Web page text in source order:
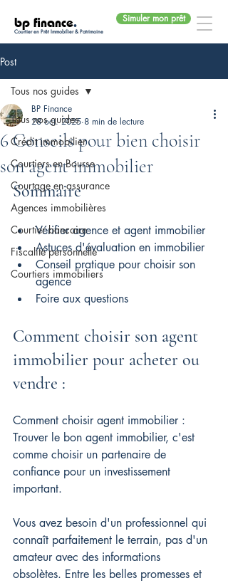
bp finance.
Courtier en Prêt Immobilier & Patrimoine
Simuler mon prêt
Post
Tous nos guides
Crédit immobilier
Courtiers en Bourse
Courtage en assurance
Agences immobilières
Courtier bancaire
Fiscalité personnelle
Courtiers immobiliers
Tous nos guides
6 Conseils pour bien choisir
son agent immobilier
BP Finance
28 oct. 2025 8 min de lecture
Sommaire
Vérifier agence et agent immobilier
Astuces d'évaluation en immobilier
Conseil pratique pour choisir son
agence
Foire aux questions
Comment choisir son agent
immobilier pour acheter ou
vendre :
Comment choisir agent immobilier :
Trouver le bon agent immobilier, c'est
comme choisir un partenaire de
confiance pour un investissement
important.
Vous avez besoin d'un professionnel qui
connaît parfaitement le terrain, pas d'un
amateur avec des informations
obsolètes. Entre les belles promesses et